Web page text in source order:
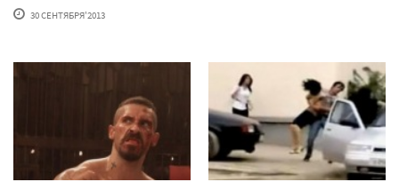
30 СЕНТЯБРЯ'2013